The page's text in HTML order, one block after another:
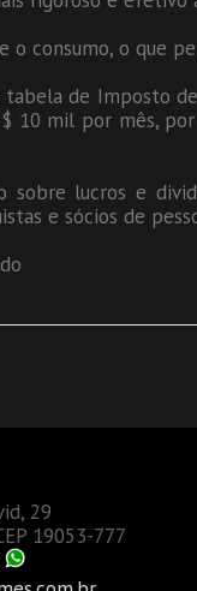
consumo, o que
de Imposto
10 mil por mês,
sobre lucros e
e sócios de
29
19053-777